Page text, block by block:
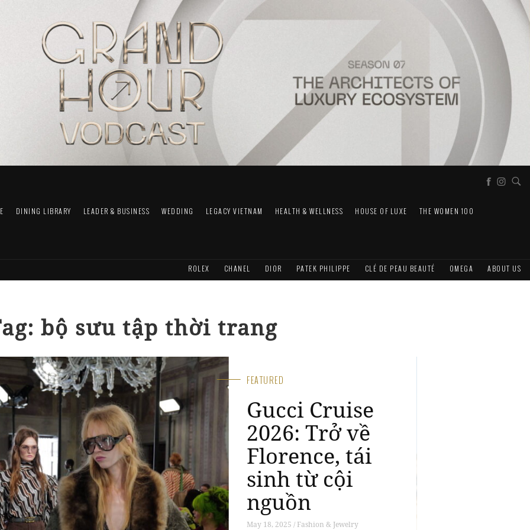
DINING LIBRARY LEADER & BUSINESS WEDDING LEGACY VIETNAM HEALTH & WELLNESS HOUSE OF LUXE THE WOMEN 100
ROLEX CHANEL DIOR PATEK PHILIPPE CLÉ DE PEAU BEAUTÉ OMEGA ABOUT US
bộ sưu tập thời trang
FEATURED
Vespa 946
Snake: Phiên
bản giới hạn
chào năm mới
Ất Tỵ
Jan 29, 2025 / Fashion & Jewelry